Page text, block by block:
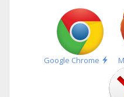
Google Chrome